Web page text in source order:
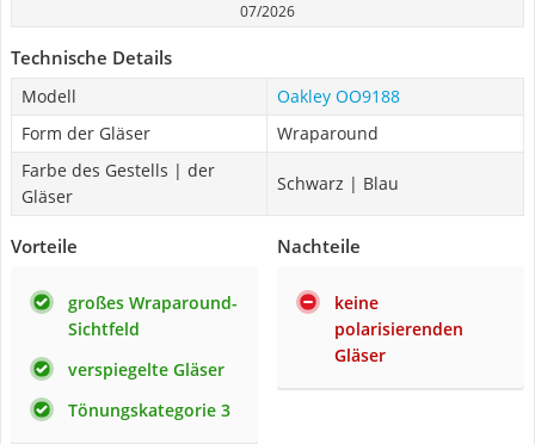
07/2026
Technische Details
Modell
Oakley OO9188
Form der Gläser
Wraparound
Farbe des Gestells | der
Gläser
Schwarz | Blau
Vorteile
großes Wraparound-
Sichtfeld
verspiegelte Gläser
Tönungskategorie 3
Nachteile
keine
polarisierenden
Gläser